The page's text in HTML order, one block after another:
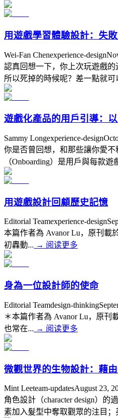
用遊戲學習體驗設計：失
Wei-Fan Chenexperience-design
認真回想一下，你上次玩遊戲
所以死掉的時候呢？差一點就可
遊戲化產品的用戶引導：
Sammy Longexperience-design
你是否曾回想，和那些讓你愛
（Onboarding）是用戶與每款遊
用遊戲設計回顧歷史記憶
Editorial Teamexperience-design
本篇作者為 Avanor Lu，原刊載
初轟動... → 阅读更多
身為一位設計師的使命
Editorial Teamdesign-thinking
＊本篇作者為 Avanor Lu，原刊
也常在... → 阅读更多
微觀世界的生物設計：藉
Mint Leeteam-updatesAugust 23,
角色設計（character design）
素加入髮型中奪取觀眾的注目；